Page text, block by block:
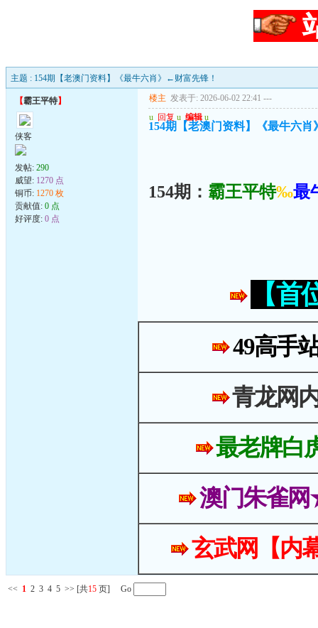
主题 : 154期【老澳门资料】《最牛六肖》←财富先锋！
【霸王平特】
侠客
发帖: 290
威望: 1270 点
铜币: 1270 枚
贡献值: 0 点
好评度: 0 点
楼主 发表于: 2026-06-02 22:41 ---
u 回复 u 编辑 u
154期【老澳门资料】《最牛六
154期： 霸王平特‰最
【
49高手
青龙网
最老牌白
澳门朱雀
玄武网【内
<< 1 2 3 4 5 >> [共15 页] Go